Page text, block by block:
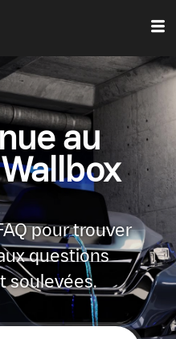
au
pour trouver
questions
soulevées.